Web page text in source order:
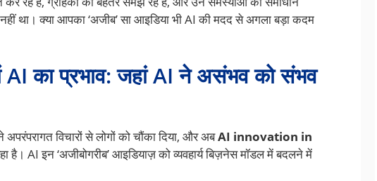
था। क्या आपका ‘अजीब’ सा आइडिया भी AI की मदद से अगला बड़ा कदम
AI का प्रभाव: जहां AI ने असंभव को संभव
विचारों से लोगों को चौंका दिया, और अबAI innovation in
है। AI इन ‘अजीबोगरीब’ आइडियाज़ को व्यवहार्य बिज़नेस मॉडल में बदलने में